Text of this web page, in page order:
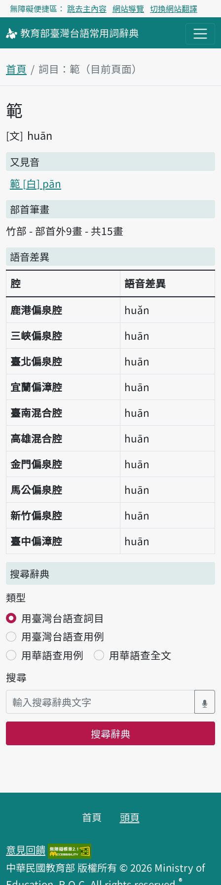
無障礙便捷區： 跳去主內容 網站導覽 切換網站翻譯
教育部臺灣台語常用詞辭典
首頁 詞目：範（目前頁面）
主內容區塊
範
文 huān
又見音
範 白 pān
部首筆畫
竹部 - 部首外9畫 - 共15畫
語音差異
語音差異表
腔
語音差異
鹿港偏泉腔
huǎn
三峽偏泉腔
huān
臺北偏泉腔
huān
宜蘭偏漳腔
huān
臺南混合腔
huān
高雄混合腔
huān
金門偏泉腔
huān
馬公偏泉腔
huān
新竹偏泉腔
huān
臺中偏漳腔
huān
搜尋辭典
類型
用臺灣台語查詞目
用臺灣台語查用例
用華語查用例
用華語查全文
搜尋
搜尋辭典
首頁 頭頁
意見回饋
中華民國教育部 版權所有 © 2026 Ministry of
®